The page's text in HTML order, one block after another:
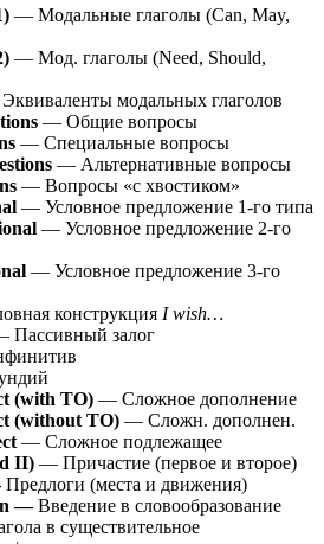
— Модальные глаголы (Can, May,
— Мод. глаголы (Need, Should,
модальных глаголов
— Общие вопросы
— Специальные вопросы
— Альтернативные вопросы
— Вопросы «с хвостиком»
— Условное предложение 1-го типа
— Условное предложение 2-го
— Условное предложение 3-го
конструкция I wish…
Пассивный залог
(with TO) — Сложное дополнение
(without TO) — Сложн. дополнен.
— Сложное подлежащее
II) — Причастие (первое и второе)
Предлоги (места и движения)
—Введение в словообразование
в существительное